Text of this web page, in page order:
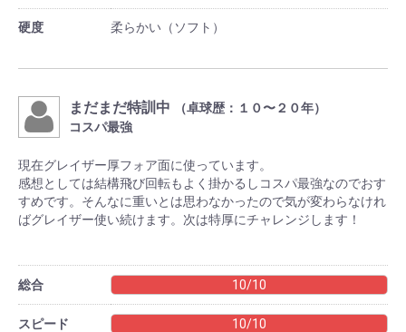
硬度 柔らかい（ソフト）
まだまだ特訓中
（卓球歴：１０〜２０年）
コスパ最強
現在グレイザー厚フォア面に使っています。
感想としては結構飛び回転もよく掛かるしコスパ最強なのでおす
すめです。そんなに重いとは思わなかったので気が変わらなけれ
ばグレイザー使い続けます。次は特厚にチャレンジします！
総合 10/10
スピード 10/10